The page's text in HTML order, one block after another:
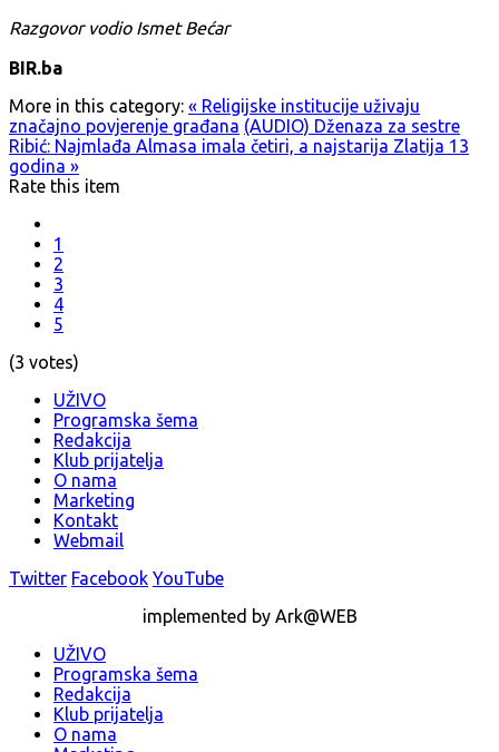
Razgovor vodio Ismet Bećar
BIR.ba
More in this category: « Religijske institucije uživaju
značajno povjerenje građana (AUDIO) Dženaza za sestre
Ribić: Najmlađa Almasa imala četiri, a najstarija Zlatija 13
godina »
Rate this item
1
2
3
4
5
(3 votes)
UŽIVO
Programska šema
Redakcija
Klub prijatelja
O nama
Marketing
Kontakt
Webmail
Twitter Facebook YouTube
implemented by Ark@WEB
UŽIVO
Programska šema
Redakcija
Klub prijatelja
O nama